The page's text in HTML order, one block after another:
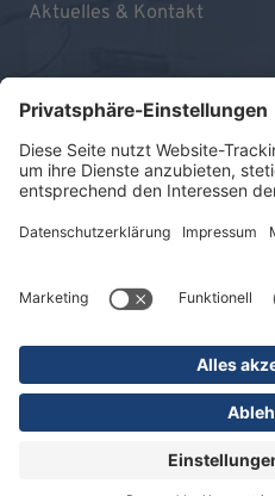
Aktuelles & Kontakt
Impressum
Datenschutz
© 2026 KLINIKEN DR. ERLER